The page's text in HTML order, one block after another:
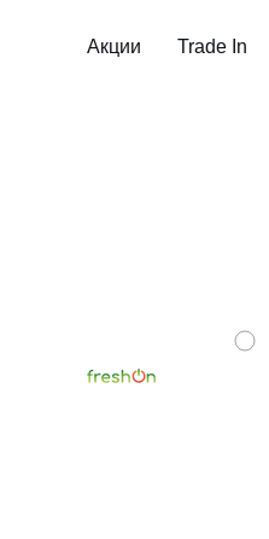
Акции Trade In